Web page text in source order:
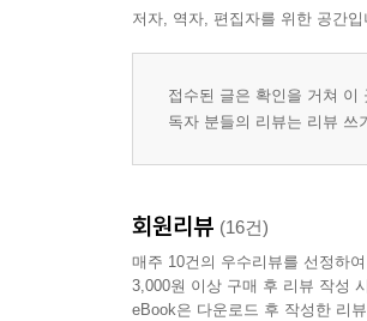
저자, 역자, 편집자를 위한 공간
접수된 글은 확인을 거쳐 이
독자 분들의 리뷰는 리뷰 쓰
회원리뷰 (16건)
매주 10건의 우수리뷰를 선정하
3,000원 이상 구매 후 리뷰 작성 시
eBook은 다운로드 후 작성한 리